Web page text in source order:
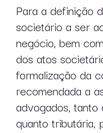
Para a definição
societário a ser
negócio, bem
dos atos
formalização da
recomendada a
advogados,
quanto tributária,